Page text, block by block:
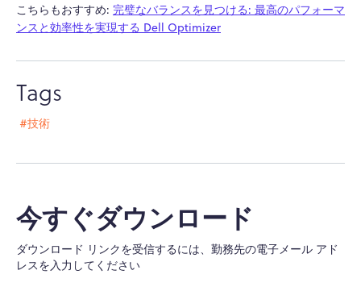
こちらもおすすめ: 完璧なバランスを見つける: 最高のパフォーマ
ンスと効率性を実現する Dell Optimizer
Tags
#技術
今すぐダウンロード
ダウンロード リンクを受信するには、勤務先の電子メール アド
レスを入力してください